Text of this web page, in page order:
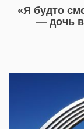
«Я будто
— дочь